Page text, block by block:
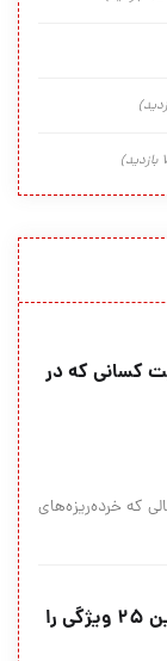
کسانی که در
که خرده‌ریزه‌های
اگر موفقیت می‌خواهید، این ۲۵ ویژگی را